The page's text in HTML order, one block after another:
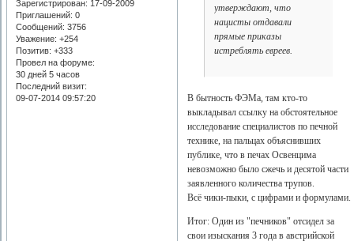
Зарегистрирован: 17-09-2009
Приглашений: 0
Сообщений: 3756
Уважение: +254
Позитив: +333
Провел на форуме:
30 дней 5 часов
Последний визит:
09-07-2014 09:57:20
утверждают, что
нацисты отдавали
прямые приказы
истреблять евреев.
В бытность ФЭМа, там кто-то
выкладывал ссылку на обстоятельное
исследование специалистов по печной
технике, на пальцах объяснивших
публике, что в печах Освенцима
невозможно было сжечь и десятой части
заявленного количества трупов.
Всё чики-пыки, с цифрами и формулами.
Итог: Один из "печников" отсидел за
свои изыскания 3 года в австрийской